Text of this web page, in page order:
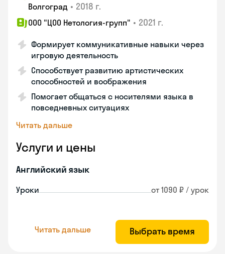
Волгоград • 2018 г.
ООО "ЦОО Нетология-групп" • 2021 г.
Формирует коммуникативные навыки через
игровую деятельность
Способствует развитию артистических
способностей и воображения
Помогает общаться с носителями языка в
повседневных ситуациях
Читать дальше
Услуги и цены
Английский язык
Уроки от 1090 ₽ / урок
Читать дальше Выбрать время